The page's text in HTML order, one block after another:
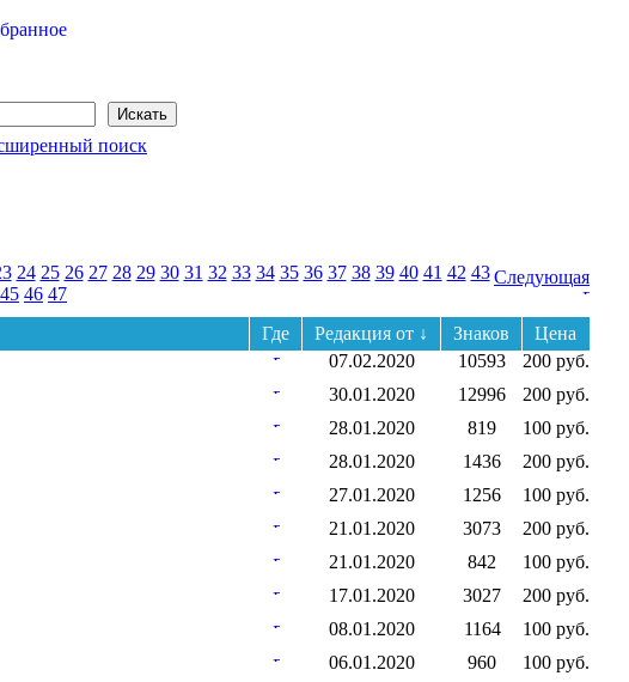
поиск
24 25 26 27 28 29 30 31 32 33 34 35 36 37 38 39 40 41 42 43
45 46 47
Следующая
Где Редакция от ↓ Знаков
Цена
07.02.2020 10593
200 руб.
30.01.2020 12996
200 руб.
28.01.2020 819
100 руб.
28.01.2020 1436
200 руб.
27.01.2020 1256
100 руб.
21.01.2020 3073
200 руб.
21.01.2020 842
100 руб.
17.01.2020 3027
200 руб.
08.01.2020 1164
100 руб.
06.01.2020 960
100 руб.